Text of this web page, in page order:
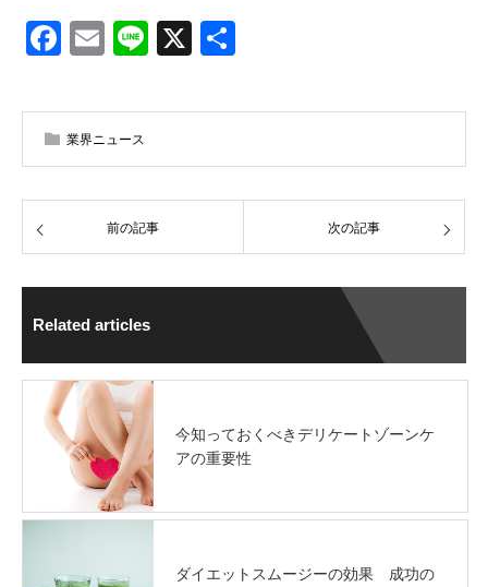
Facebook
EmailLine
X
業界ニュース
前の記事 次の記事
Related articles
今知っておくべきデリケートゾーンケ
アの重要性
ダイエットスムージーの効果 成功の